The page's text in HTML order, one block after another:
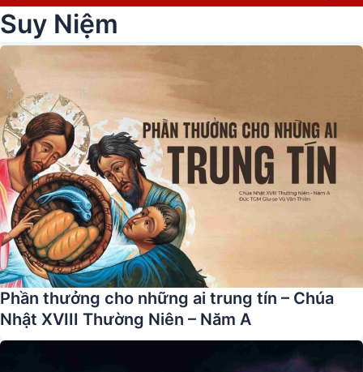
Suy Niệm
Phần thưởng cho những ai trung tín – Chúa
Nhật XVIII Thường Niên – Năm A